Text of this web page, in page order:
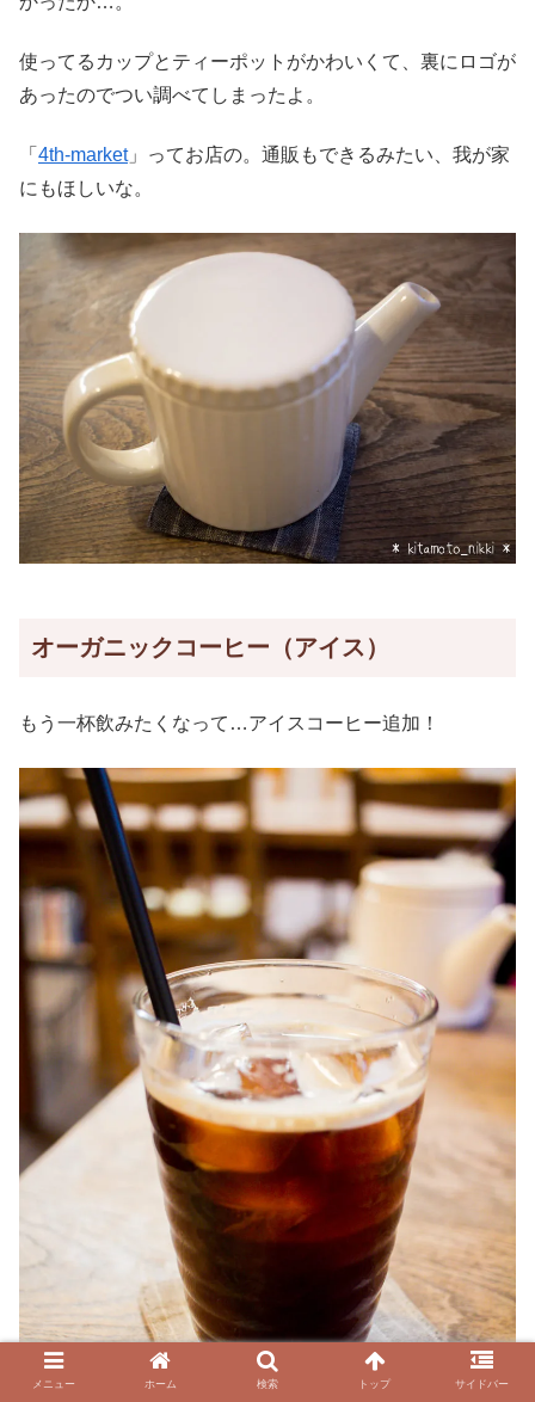
使ってるカップとティーポットがかわいくて、裏にロゴが
あったのでつい調べてしまったよ。
「 4th-market」ってお店の。通販もできるみたい、我が家
にもほしいな。
オーガニックコーヒー（アイス）
もう一杯飲みたくなって…アイスコーヒー追加！
メニュー ホーム 検索 トップ サイドバー